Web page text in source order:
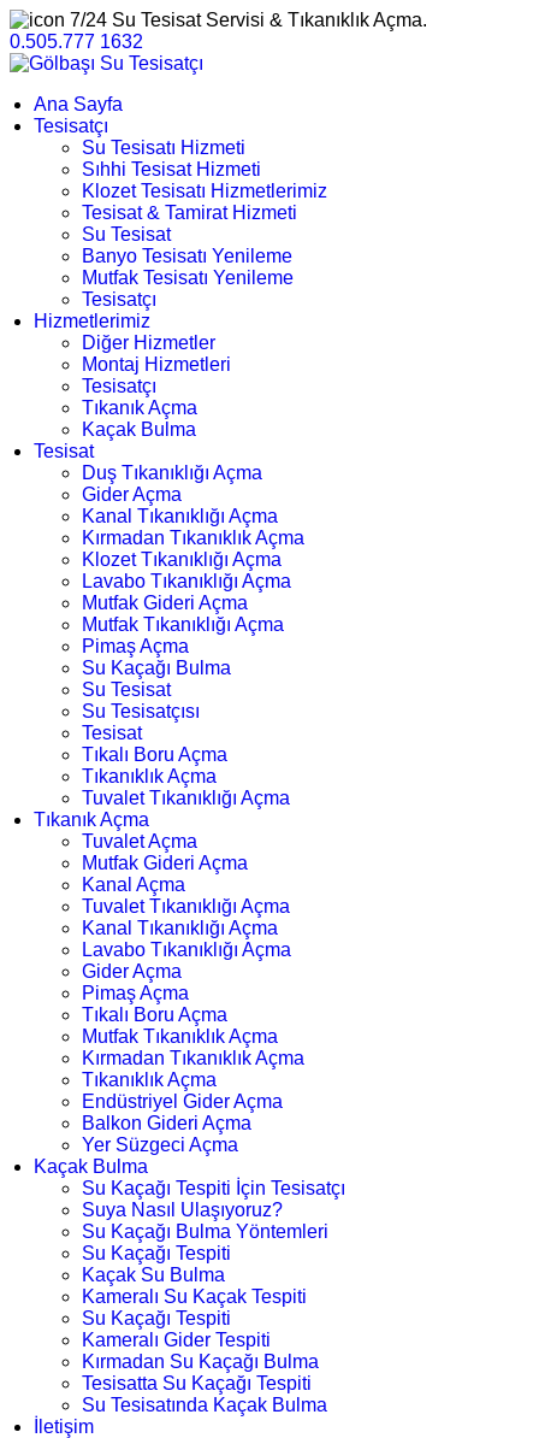
7/24 Su Tesisat Servisi & Tıkanıklık Açma.
0.505.777 1632
Ana Sayfa
Tesisatçı
Su Tesisatı Hizmeti
Sıhhi Tesisat Hizmeti
Klozet Tesisatı Hizmetlerimiz
Tesisat & Tamirat Hizmeti
Su Tesisat
Banyo Tesisatı Yenileme
Mutfak Tesisatı Yenileme
Tesisatçı
Hizmetlerimiz
Diğer Hizmetler
Montaj Hizmetleri
Tesisatçı
Tıkanık Açma
Kaçak Bulma
Tesisat
Duş Tıkanıklığı Açma
Gider Açma
Kanal Tıkanıklığı Açma
Kırmadan Tıkanıklık Açma
Klozet Tıkanıklığı Açma
Lavabo Tıkanıklığı Açma
Mutfak Gideri Açma
Mutfak Tıkanıklığı Açma
Pimaş Açma
Su Kaçağı Bulma
Su Tesisat
Su Tesisatçısı
Tesisat
Tıkalı Boru Açma
Tıkanıklık Açma
Tuvalet Tıkanıklığı Açma
Tıkanık Açma
Tuvalet Açma
Mutfak Gideri Açma
Kanal Açma
Tuvalet Tıkanıklığı Açma
Kanal Tıkanıklığı Açma
Lavabo Tıkanıklığı Açma
Gider Açma
Pimaş Açma
Tıkalı Boru Açma
Mutfak Tıkanıklık Açma
Kırmadan Tıkanıklık Açma
Tıkanıklık Açma
Endüstriyel Gider Açma
Balkon Gideri Açma
Yer Süzgeci Açma
Kaçak Bulma
Su Kaçağı Tespiti İçin Tesisatçı
Suya Nasıl Ulaşıyoruz?
Su Kaçağı Bulma Yöntemleri
Su Kaçağı Tespiti
Kaçak Su Bulma
Kameralı Su Kaçak Tespiti
Su Kaçağı Tespiti
Kameralı Gider Tespiti
Kırmadan Su Kaçağı Bulma
Tesisatta Su Kaçağı Tespiti
Su Tesisatında Kaçak Bulma
İletişim